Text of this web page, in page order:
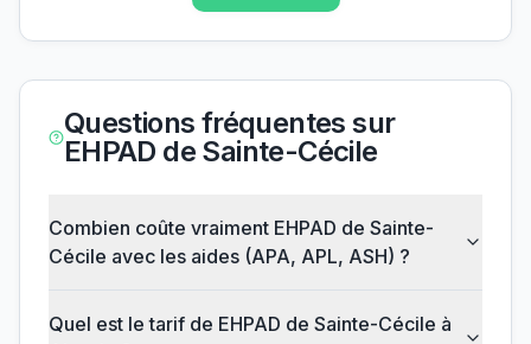
Questions fréquentes sur
EHPAD de Sainte-Cécile
Combien coûte vraiment EHPAD de Sainte-
Cécile avec les aides (APA, APL, ASH) ?
Quel est le tarif de EHPAD de Sainte-Cécile à